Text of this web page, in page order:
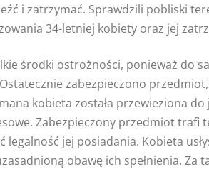
i zatrzymać. Sprawdzili pobliski
34-letniej kobiety oraz jej
środki ostrożności, ponieważ do
zabezpieczono
kobieta została przewieziona
Zabezpieczony przedmiot trafi
jej posiadania. Kobieta
obawę ich spełnienia. Za